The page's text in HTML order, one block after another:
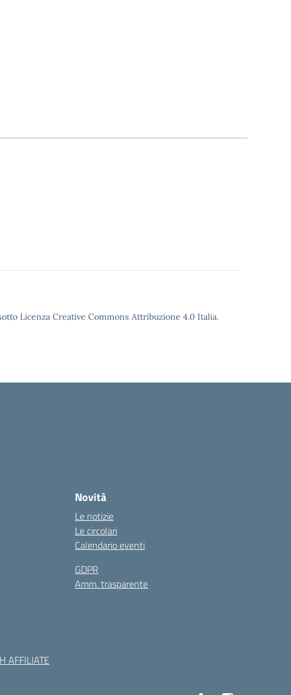
Licenza Creative Commons Attribuzione 4.0 Italia.
AFFILIATE
Novità
Le notizie
Le circolari
Calendario eventi
GDPR
Amm. trasparente